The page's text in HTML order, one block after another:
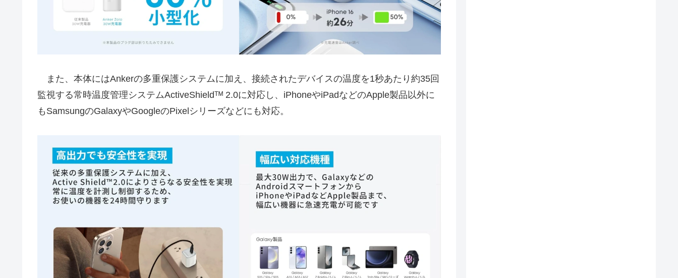
また、本体にはAnkerの多重保護システムに加え、接続されたデバイスの温度を1秒あたり約35回
監視する常時温度管理システムActiveShieldᵀᴹ 2.0に対応し、iPhoneやiPadなどのApple製品以外に
もSamsungのGalaxyやGoogleのPixelシリーズなどにも対応。